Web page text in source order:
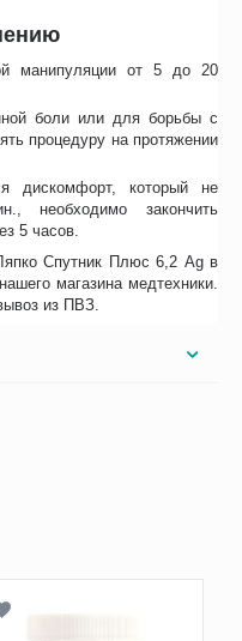
манипуляции от 5 до 20
боли или для борьбы с
процедуру на протяжении
дискомфорт, который не
необходимо закончить
5 часов.
Спутник Плюс 6,2 Ag в
магазина медтехники.
из ПВЗ.